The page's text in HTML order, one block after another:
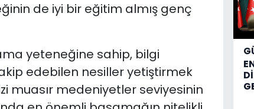
de iyi bir eğitim almış genç
yeteneğine sahip, bilgi
edebilen nesiller yetiştirmek
muasır medeniyetler seviyesinin